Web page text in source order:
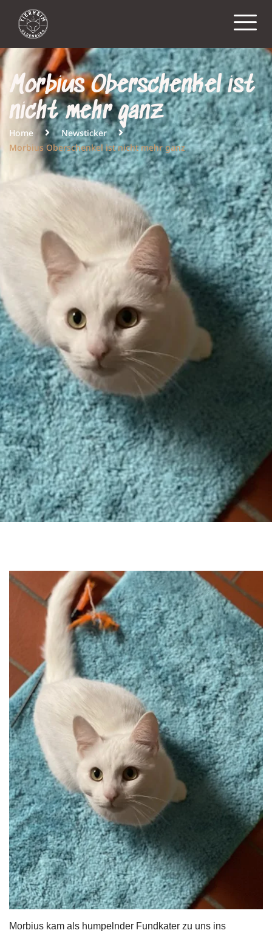
Morbius Oberschenkel ist
nicht mehr ganz
Home
Newsticker
Morbius Oberschenkel ist nicht mehr ganz
Morbius kam als humpelnder Fundkater zu uns ins